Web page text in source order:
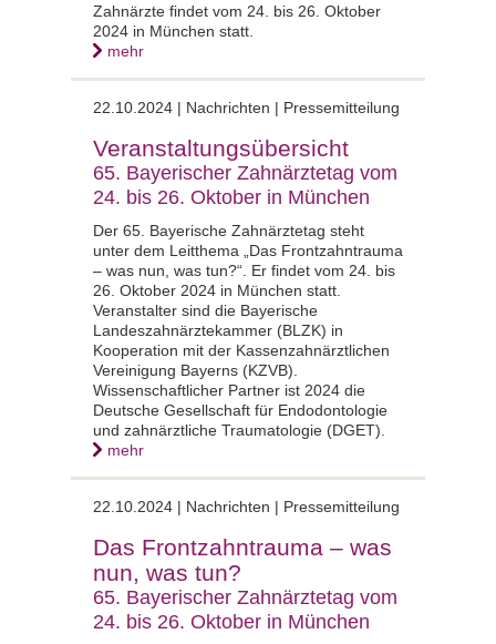
Zahnärzte findet vom 24. bis 26. Oktober
2024 in München statt.
mehr
22.10.2024 | Nachrichten | Pressemitteilung
Veranstaltungsübersicht
65. Bayerischer Zahnärztetag vom
24. bis 26. Oktober in München
Der 65. Bayerische Zahnärztetag steht
unter dem Leitthema „Das Frontzahntrauma
– was nun, was tun?“. Er findet vom 24. bis
26. Oktober 2024 in München statt.
Veranstalter sind die Bayerische
Landeszahnärztekammer (BLZK) in
Kooperation mit der Kassenzahnärztlichen
Vereinigung Bayerns (KZVB).
Wissenschaftlicher Partner ist 2024 die
Deutsche Gesellschaft für Endodontologie
und zahnärztliche Traumatologie (DGET).
mehr
22.10.2024 | Nachrichten | Pressemitteilung
Das Frontzahntrauma – was
nun, was tun?
65. Bayerischer Zahnärztetag vom
24. bis 26. Oktober in München